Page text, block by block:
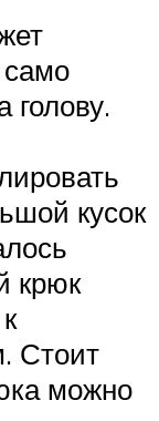
голову.
кусок
крюк
Стоит
можно